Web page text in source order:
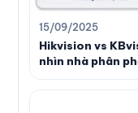
15/09/2025
Hikvision vs
nhìn nhà phân